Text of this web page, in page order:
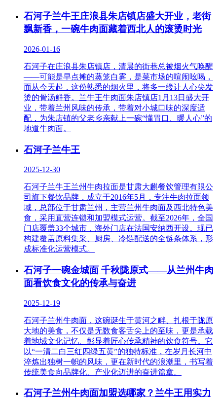
石河子兰牛王庄浪县朱店镇店盛大开业，老街
飘新香，一碗牛肉面藏着西北人的滚烫时光
2026-01-16
石河子在庄浪县朱店镇店，清晨的街巷总被烟火气唤醒
——可能是早点摊的蒸笼白雾，是菜市场的喧闹吆喝，
而从今天起，这份熟悉的烟火里，将多一缕让人心尖发
烫的骨汤鲜香。兰牛王牛肉面朱店镇店1月13日盛大开
业，带着兰州风味的传承，带着对小城口味的深度适
配，为朱店镇的父老乡亲献上一碗“懂胃口、暖人心”的
地道牛肉面。
石河子兰牛王
2025-12-30
石河子兰牛王兰州牛肉拉面是甘肃大麒餐饮管理有限公
司旗下餐饮品牌，成立于2016年5月，专注牛肉拉面领
域，总部位于甘肃兰州，主营兰州牛肉面及西北特色美
食，采用直营连锁和加盟模式运营。截至2026年，全国
门店覆盖33个城市，海外门店在法国安纳西开设。现已
构建覆盖原料集采、厨房、冷链配送的全链条体系，形
成标准化运营模式。
石河子一碗金城面 千秋陇原式——从兰州牛肉
面看饮食文化的传承与奋进
2025-12-19
石河子兰州牛肉面，这碗诞生于黄河之畔、扎根于陇原
大地的美食，不仅是无数食客舌尖上的至味，更是承载
着地域文化记忆、彰显着匠心传承精神的饮食符号。它
以“一清二白三红四绿五黄”的独特标准，在岁月长河中
淬炼出独树一帜的风味，更在新时代的浪潮里，书写着
传统美食向品牌化、产业化迈进的奋进篇章。
石河子兰州牛肉面加盟选哪家？兰牛王用实力